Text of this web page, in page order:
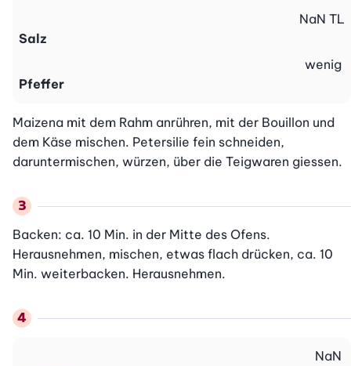
Salz
NaN TL
Pfeffer
wenig
Maizena mit dem Rahm anrühren, mit der Bouillon und
dem Käse mischen. Petersilie fein schneiden,
daruntermischen, würzen, über die Teigwaren giessen.
Backen: ca. 10 Min. in der Mitte des Ofens.
Herausnehmen, mischen, etwas flach drücken, ca. 10
Min. weiterbacken. Herausnehmen.
NaN